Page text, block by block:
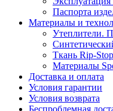
Паспорта
Материалы и
Утеплители.
Ткань Rip-Stop
Материалы
Доставка и оплата
Условия гарантии
Условия возврата
Беспроблемная